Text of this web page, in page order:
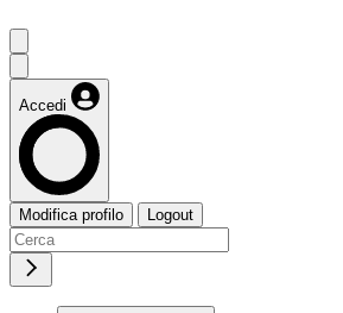
Accedi
Modifica profilo Logout